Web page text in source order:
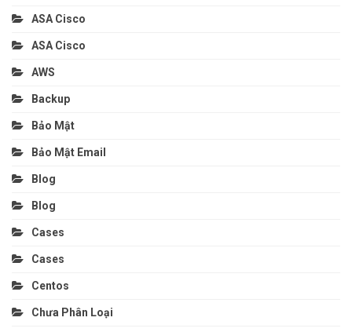
ASA Cisco
ASA Cisco
AWS
Backup
Bảo Mật
Bảo Mật Email
Blog
Blog
Cases
Cases
Centos
Chưa Phân Loại